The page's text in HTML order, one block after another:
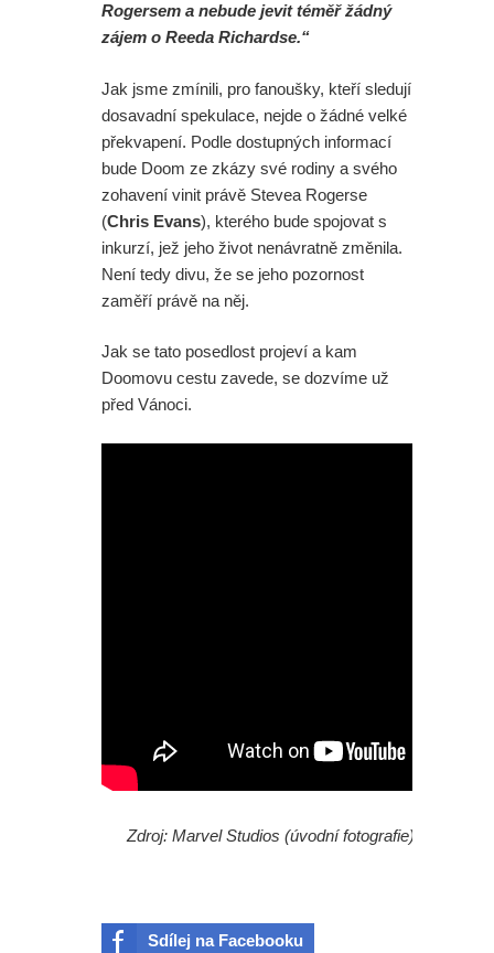
Rogersem a nebude jevit téměř žádný
zájem o Reeda Richardse.“
Jak jsme zmínili, pro fanoušky, kteří sledují
dosavadní spekulace, nejde o žádné velké
překvapení. Podle dostupných informací
bude Doom ze zkázy své rodiny a svého
zohavení vinit právě Stevea Rogerse
(Chris Evans), kterého bude spojovat s
inkurzí, jež jeho život nenávratně změnila.
Není tedy divu, že se jeho pozornost
zaměří právě na něj.
Jak se tato posedlost projeví a kam
Doomovu cestu zavede, se dozvíme už
před Vánoci.
Zdroj: Marvel Studios (úvodní fotografie)
Sdílej na Facebooku